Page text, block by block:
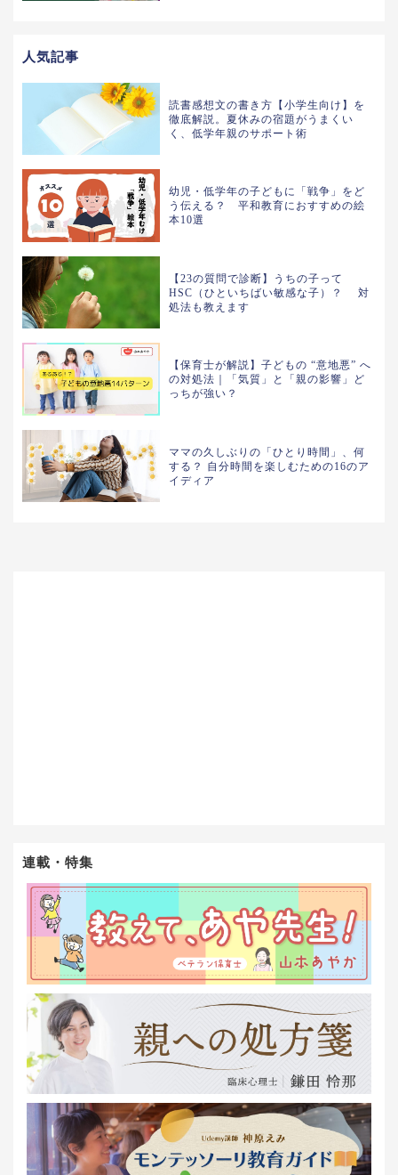
人気記事
読書感想文の書き方【小学生向け】を
徹底解説。夏休みの宿題がうまくい
く、低学年親のサポート術
幼児・低学年の子どもに「戦争」をど
う伝える？ 平和教育におすすめの絵
本10選
【23の質問で診断】うちの子って
HSC（ひといちばい敏感な子）？ 対
処法も教えます
【保育士が解説】子どもの “意地悪” へ
の対処法｜「気質」と「親の影響」ど
っちが強い？
ママの久しぶりの「ひとり時間」、何
する？ 自分時間を楽しむための16のア
イディア
連載・特集